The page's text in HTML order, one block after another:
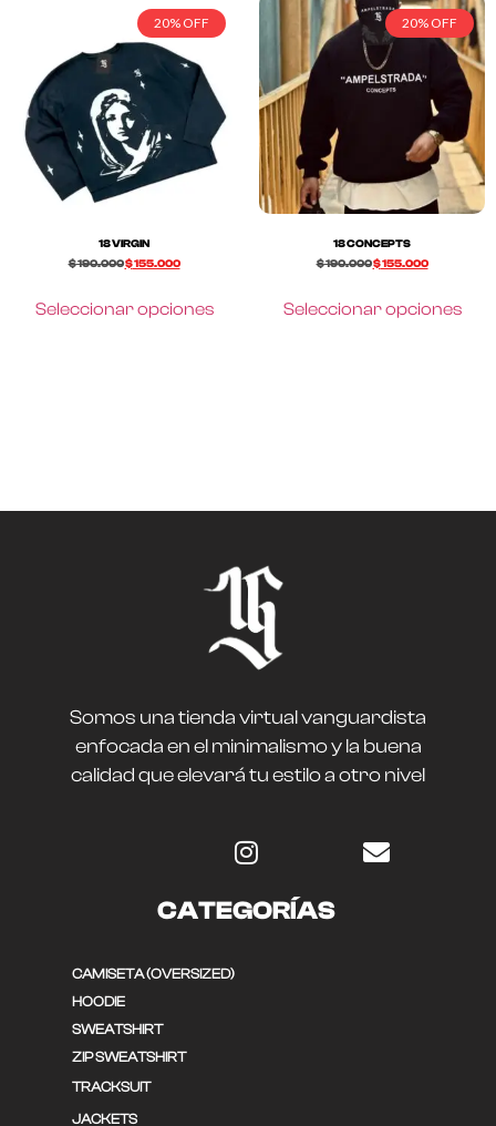
20% OFF
18 VIRGIN
$190.000$155.000
Seleccionar opciones
20% OFF
18 CONCEPTS
$190.000$155.000
Seleccionar opciones
Somos una tienda virtual vanguardista
enfocada en el minimalismo y la buena
calidad que elevará tu estilo a otro nivel
CATEGORÍAS
CAMISETA (OVERSIZED)
HOODIE
SWEATSHIRT
ZIP SWEATSHIRT
TRACKSUIT
JACKETS